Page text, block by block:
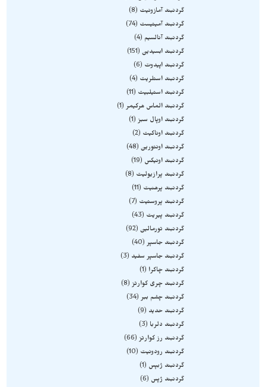
گردنبند آمازونیت
8
گردنبند آمیتیست
74
گردنبند آنالسیم
4
گردنبند ابسیدین 151
گردنبند اپیدوت
6
گردنبند استلریت
4
گردنبند استیلبیت
11
گردنبند الماس هرکیمر 1
گردنبند اوپال سبز 1
گردنبند اوناکیت
2
گردنبند اونتورین 48
گردنبند اونیکس
19
گردنبند پرازیولیت
8
گردنبند پرهنیت
11
گردنبند پروستیت
7
گردنبند پیریت
43
گردنبند تورمالین 92
گردنبند جاسپر 40
گردنبند جاسپر سفید
3
گردنبند چاکرا
1
گردنبند چری کوارتز 8
گردنبند چشم ببر 34
گردنبند حدید
9
گردنبند دلربا
3
گردنبند رز کوارتز 66
گردنبند رودونیت
10
گردنبند ژبپس
1
گردنبند ژپس
6